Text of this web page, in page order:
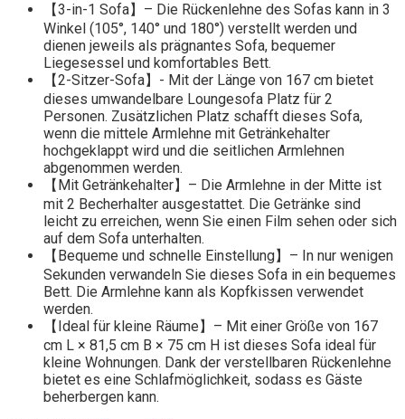
【3-in-1 Sofa】– Die Rückenlehne des Sofas kann in 3
Winkel (105°, 140° und 180°) verstellt werden und
dienen jeweils als prägnantes Sofa, bequemer
Liegesessel und komfortables Bett.
【2-Sitzer-Sofa】- Mit der Länge von 167 cm bietet
dieses umwandelbare Loungesofa Platz für 2
Personen. Zusätzlichen Platz schafft dieses Sofa,
wenn die mittele Armlehne mit Getränkehalter
hochgeklappt wird und die seitlichen Armlehnen
abgenommen werden.
【Mit Getränkehalter】– Die Armlehne in der Mitte ist
mit 2 Becherhalter ausgestattet. Die Getränke sind
leicht zu erreichen, wenn Sie einen Film sehen oder sich
auf dem Sofa unterhalten.
【Bequeme und schnelle Einstellung】– In nur wenigen
Sekunden verwandeln Sie dieses Sofa in ein bequemes
Bett. Die Armlehne kann als Kopfkissen verwendet
werden.
【Ideal für kleine Räume】– Mit einer Größe von 167
cm L × 81,5 cm B × 75 cm H ist dieses Sofa ideal für
kleine Wohnungen. Dank der verstellbaren Rückenlehne
bietet es eine Schlafmöglichkeit, sodass es Gäste
beherbergen kann.